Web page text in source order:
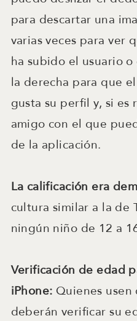
para descartar una
varias veces para ver
ha subido el usuario
la derecha para que
gusta su perfil y, si es
amigo con el que
de la aplicación.
La calificación era
cultura similar a la de
ningún niño de 12 a
Verificación de edad
iPhone: Quienes
deberán verificar su